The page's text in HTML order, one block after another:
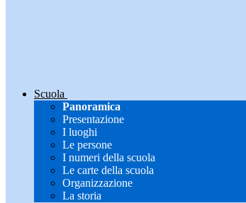
Scuola
Panoramica
Presentazione
I luoghi
Le persone
I numeri della scuola
Le carte della scuola
Organizzazione
La storia